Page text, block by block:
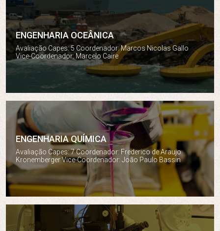
ENGENHARIA OCEÂNICA
Avaliação Capes: 5 Coordenador: Marcos Nicolas Gallo
Vice-Coordenador: Marcelo Caire
Engenharia Oceânica
ENGENHARIA QUÍMICA
Avaliação Capes: 7 Coordenador: Frederico de Araujo
Kronemberger Vice-Coordenador: João Paulo Bassin
Engenharia Química